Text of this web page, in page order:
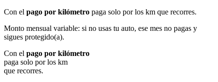
Con el pago por kilómetro paga solo por los km que recorres.
Monto mensual variable: si no usas tu auto, ese mes no pagas y
sigues protegido(a).
Con el pago por kilómetro
paga solo por los km
que recorres.